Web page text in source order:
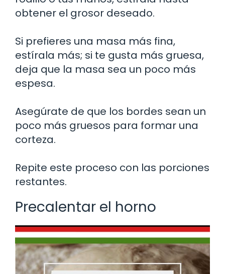
obtener el grosor deseado.
Si prefieres una masa más fina,
estírala más; si te gusta más gruesa,
deja que la masa sea un poco más
espesa.
Asegúrate de que los bordes sean un
poco más gruesos para formar una
corteza.
Repite este proceso con las porciones
restantes.
Precalentar el horno